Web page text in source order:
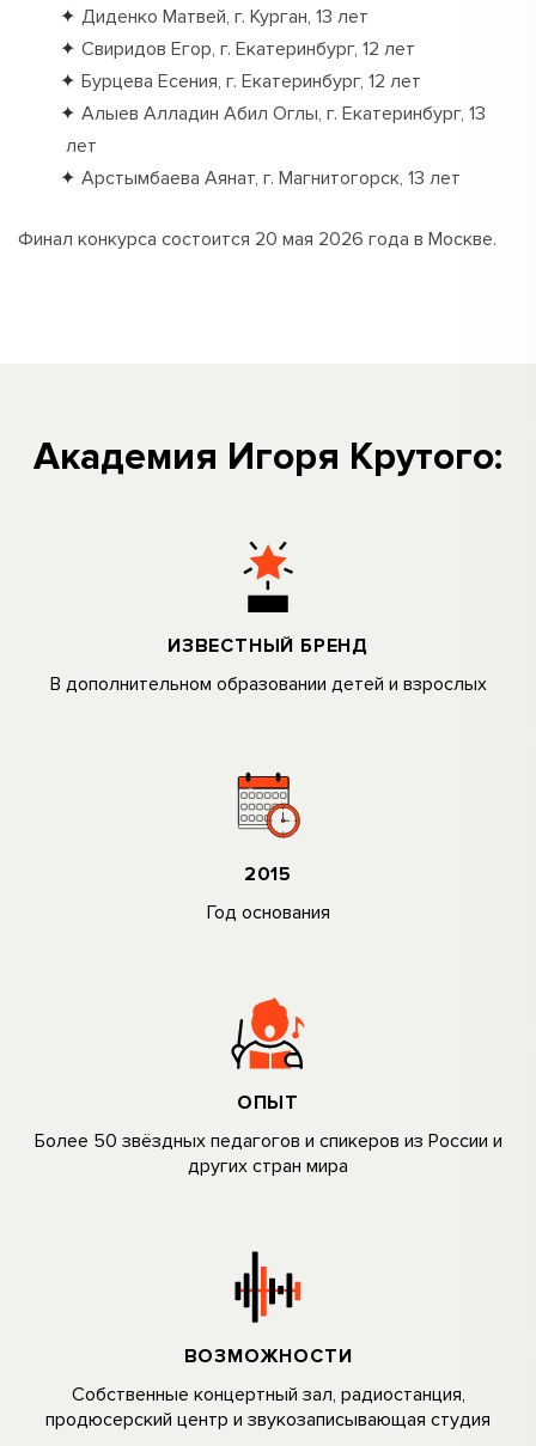
Диденко Матвей, г. Курган, 13 лет
Свиридов Егор, г. Екатеринбург, 12 лет
Бурцева Есения, г. Екатеринбург, 12 лет
Алыев Алладин Абил Оглы, г. Екатеринбург, 13
лет
Арстымбаева Аянат, г. Магнитогорск, 13 лет
Финал конкурса состоится 20 мая 2026 года в Москве.
Академия Игоря Крутого:
ИЗВЕСТНЫЙ БРЕНД
В дополнительном образовании детей и взрослых
2015
Год основания
ОПЫТ
Более 50 звёздных педагогов и спикеров из Poccии и
дpyгиx cтран мира
ВОЗМОЖНОСТИ
Собственные концертный зал, радиостанция,
продюсерский центр и звукозаписывающая студия